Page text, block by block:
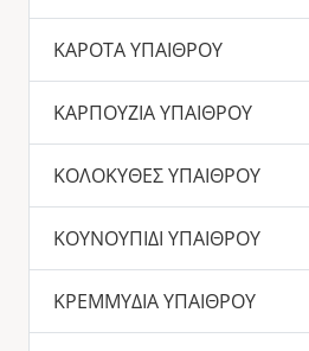
ΚΑΡΟΤΑ ΥΠΑΙΘΡΟΥ
ΚΑΡΠΟΥΖΙΑ ΥΠΑΙΘΡΟΥ
ΚΟΛΟΚΥΘΕΣ ΥΠΑΙΘΡΟΥ
ΚΟΥΝΟΥΠΙΔΙ ΥΠΑΙΘΡΟΥ
ΚΡΕΜΜΥΔΙΑ ΥΠΑΙΘΡΟΥ